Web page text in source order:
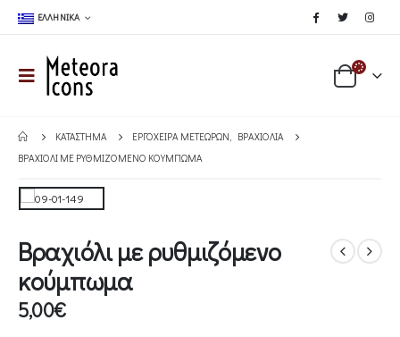
ΕΛΛΗΝΙΚΆ
ΚΑΤΆΣΤΗΜΑ ΕΡΓΌΧΕΙΡΑ ΜΕΤΕΏΡΩΝ, ΒΡΑΧΙΌΛΙΑ
ΒΡΑΧΙΌΛΙ ΜΕ ΡΥΘΜΙΖΌΜΕΝΟ ΚΟΎΜΠΩΜΑ
Βραχιόλι με ρυθμιζόμενο
κούμπωμα
5,00€